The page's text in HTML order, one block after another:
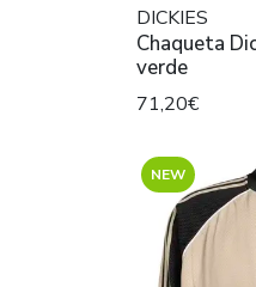
DICKIES
Chaqueta
verde
71,20€
NEW